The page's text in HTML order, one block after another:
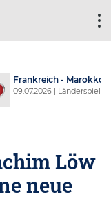
Frankreich - Marokko
09.07.2026 | Länderspiel
Löw
neue